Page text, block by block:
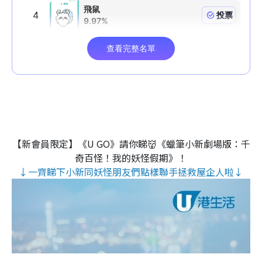
【新會員限定】《U GO》請你睇👹《蠟筆小新劇場版：千
奇百怪！我的妖怪假期》！
↓一齊睇下小新同妖怪朋友們點樣聯手拯救屋企人啦↓